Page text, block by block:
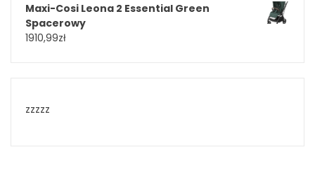
Maxi-Cosi Leona 2 Essential Green
Spacerowy
1910,99zł
zzzzz